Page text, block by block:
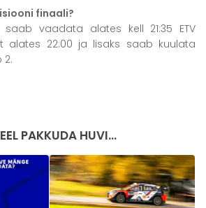
finaali?
saab vaadata alates kell 21:35 ETV
alates 22:00 ja lisaks saab kuulata
2.
PAKKUDA HUVI...